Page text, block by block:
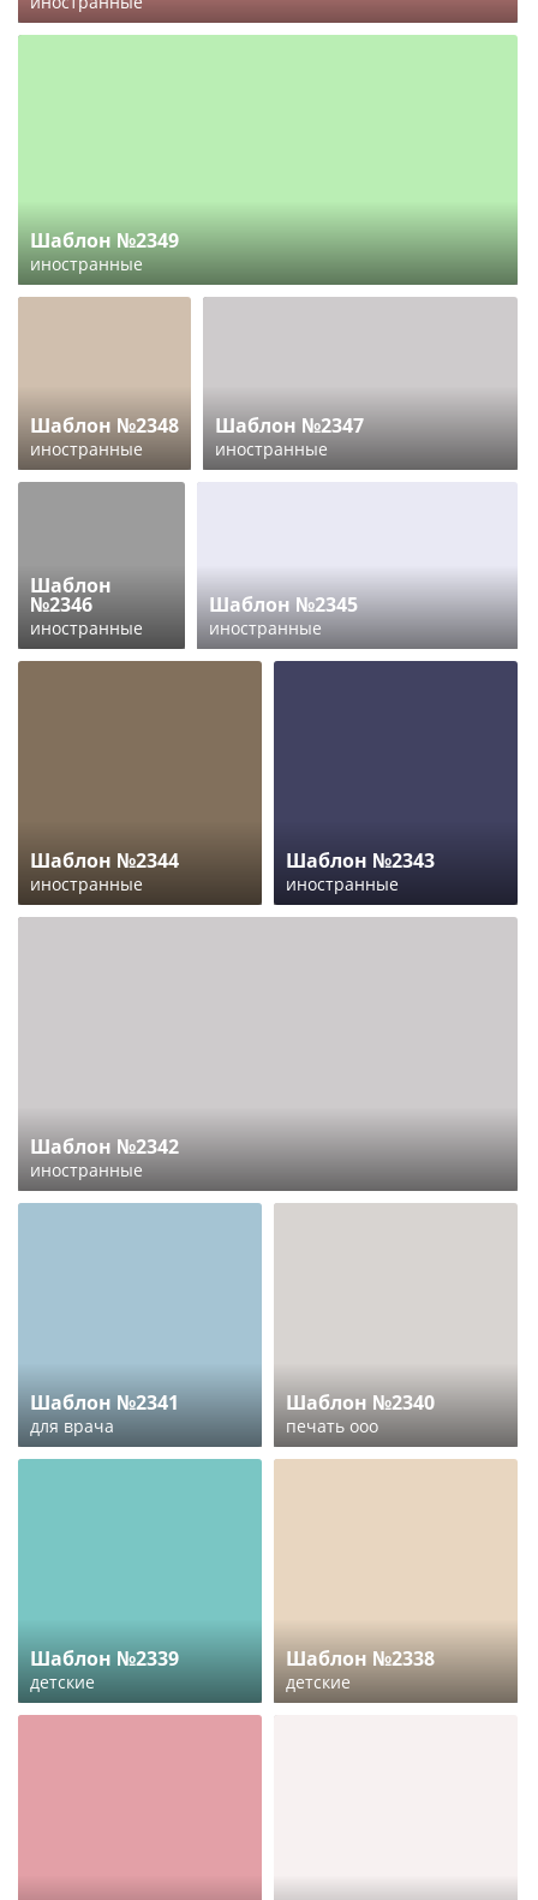
Шаблон №2349
иностранные
Шаблон №2348
иностранные
Шаблон №2347
иностранные
Шаблон
№2346
иностранные
Шаблон №2345
иностранные
Шаблон №2344
иностранные
Шаблон №2343
иностранные
Шаблон №2342
иностранные
Шаблон №2341
для врача
Шаблон №2340
печать ооо
Шаблон №2339
детские
Шаблон №2338
детские